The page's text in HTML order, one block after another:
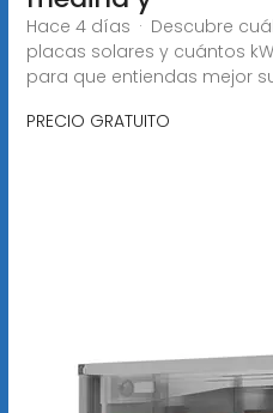
Hace 4 días · Descubre
placas solares y cuántos
para que entiendas mejor
PRECIO GRATUITO